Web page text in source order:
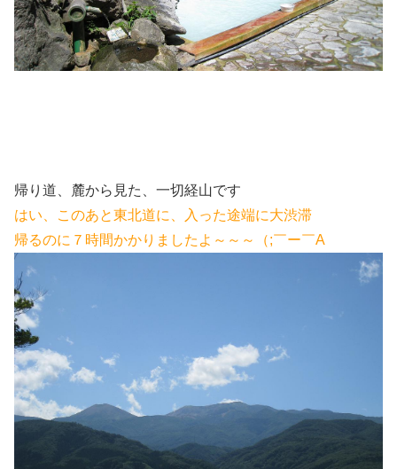
帰り道、麓から見た、一切経山です
はい、このあと東北道に、入った途端に大渋滞
帰るのに７時間かかりましたよ～～～（;￣ー￣A